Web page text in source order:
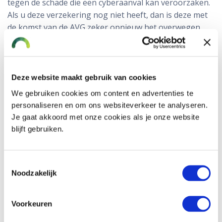
Deze website maakt gebruik van cookies
We gebruiken cookies om content en advertenties te
personaliseren en om ons websiteverkeer te analyseren.
Je gaat akkoord met onze cookies als je onze website
blijft gebruiken.
Noodzakelijk
Voorkeuren
tegen de schade die een cyberaanval kan veroorzaken.
Als u deze verzekering nog niet heeft, dan is deze met
de komst van de AVG zeker opnieuw het overwegen
waard.
Het belang van risicobeheer voor cyber- en
datarisico’s neemt in 2018 verder toe. Dat komt
vooral door de strengere eisen aan de bescherming
van consumentengegevens. Verzekeraars spelen
hier op in door steeds meer specialistische, op
Bijna ieder bedrijf krijgt te maken met een vorm van
cybercrime of dataverlies. Een gerichte hack of het
gevolgen. De dekking van de cyberverzekering is